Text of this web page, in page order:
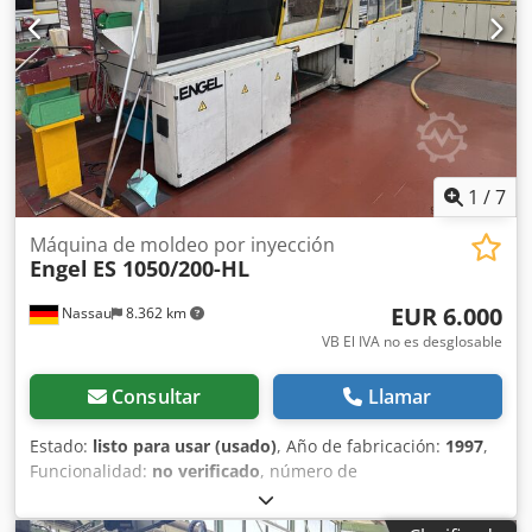
1 /7
Nassau 8.362 km
Máquina de moldeo por inyección
Engel ES 1050/200-HL
EUR 6.000
VB El IVA no es desglosable
Consultar Llamar
Estado: listo para usar (usado), Año de fabricación: 1997,
Funcionalidad: no verificado, número de
, peso total:
robot lineal y periféricos. Se vende una máquina usada